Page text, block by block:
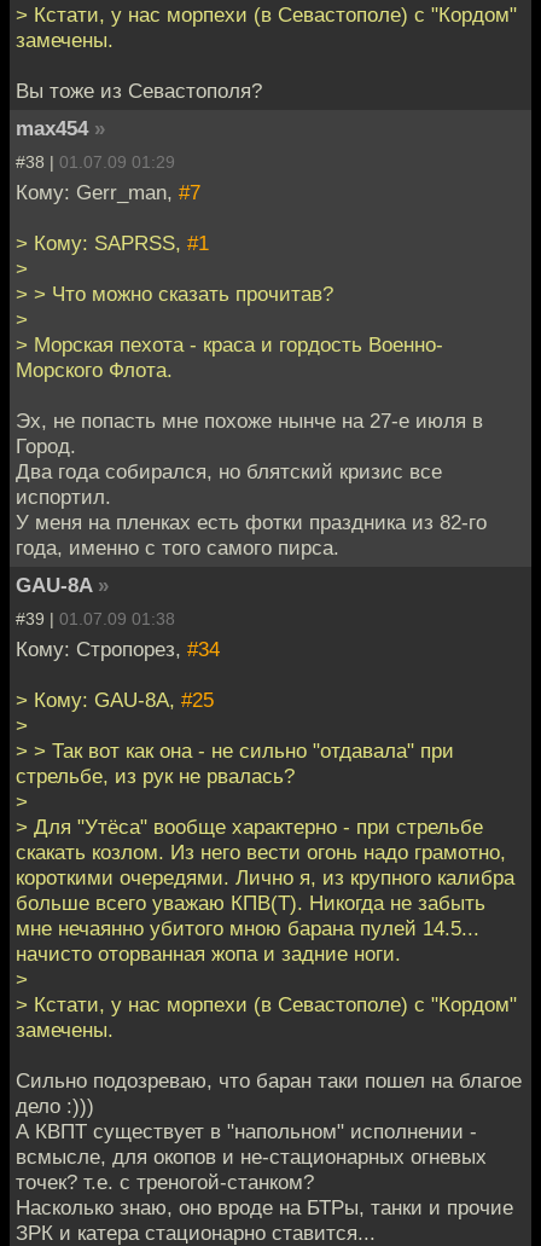
> Кстати, у нас морпехи (в Севастополе) с "Кордом"
замечены.
Вы тоже из Севастополя?
max454 »
#38 | 01.07.09 01:29
Кому: Gerr_man, #7
> Кому: SAPRSS, #1
>
> > Что можно сказать прочитав?
>
> Морская пехота - краса и гордость Военно-
Морского Флота.
Эх, не попасть мне похоже нынче на 27-е июля в
Город.
Два года собирался, но блятский кризис все
испортил.
У меня на пленках есть фотки праздника из 82-го
года, именно с того самого пирса.
GAU-8A »
#39 | 01.07.09 01:38
Кому: Стропорез, #34
> Кому: GAU-8A, #25
>
> > Так вот как она - не сильно "отдавала" при
стрельбе, из рук не рвалась?
>
> Для "Утёса" вообще характерно - при стрельбе
скакать козлом. Из него вести огонь надо грамотно,
короткими очередями. Лично я, из крупного калибра
больше всего уважаю КПВ(Т). Никогда не забыть
мне нечаянно убитого мною барана пулей 14.5...
начисто оторванная жопа и задние ноги.
>
> Кстати, у нас морпехи (в Севастополе) с "Кордом"
замечены.
Сильно подозреваю, что баран таки пошел на благое
дело :)))
А КВПТ существует в "напольном" исполнении -
всмысле, для окопов и не-стационарных огневых
точек? т.е. с треногой-станком?
Насколько знаю, оно вроде на БТРы, танки и прочие
ЗРК и катера стационарно ставится...